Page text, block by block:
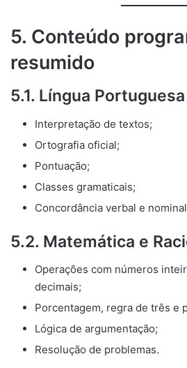
5. Conteúdo
resumido
5.1. Língua Portuguesa
Interpretação de textos;
Ortografia oficial;
Pontuação;
Classes gramaticais;
Concordância verbal e
5.2. Matemática e
Operações com números
decimais;
Porcentagem, regra de três e
Lógica de argumentação;
Resolução de problemas.